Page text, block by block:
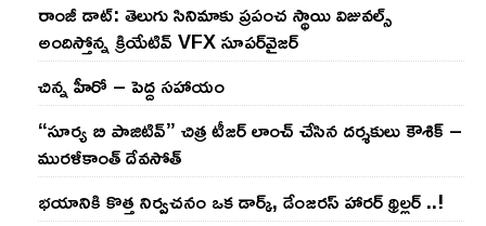
రాంజీ డాట్: తెలుగు సినిమాకు ప్రపంచ స్థాయి విజువల్స్
అందిస్తోన్న క్రియేటివ్ VFX సూపర్‌వైజర్
చిన్న హీరో – పెద్ద సహాయం
“సూర్య బి పాజిటివ్” చిత్ర టీజర్ లాంచ్ చేసిన‌ దర్శకులు కౌశిక్ –
మురళీకాంత్ దేవసోత్
భయానికి కొత్త నిర్వచనం ఒక డార్క్, డేంజరస్ హారర్ థ్రిల్లర్ ..!